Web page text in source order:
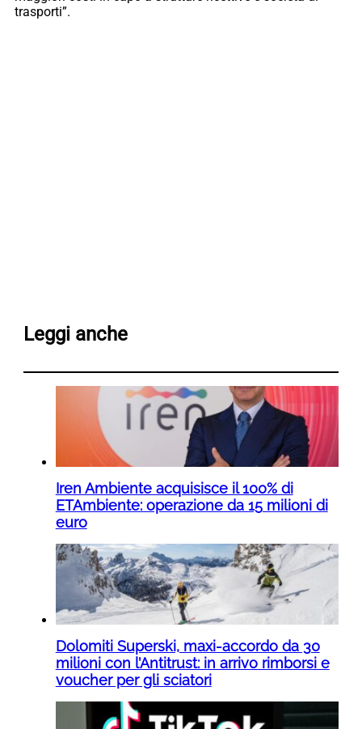
trasporti”.
Leggi anche
Iren Ambiente acquisisce il 100% di
ETAmbiente: operazione da 15 milioni di
euro
Dolomiti Superski, maxi-accordo da 30
milioni con l’Antitrust: in arrivo rimborsi e
voucher per gli sciatori